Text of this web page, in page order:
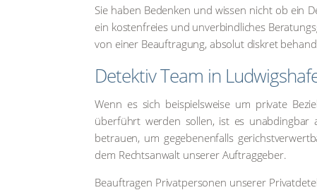
Sie haben Beden­ken und wis­sen nicht ob ein
ein kos­ten­frei­es und unver­bind­li­ches
von einer Beauf­tra­gung, abso­lut dis­kret
Detek­tiv Team in
Wenn es sich bei­spiels­wei­se um pri­va­te
über­führt wer­den sol­len, ist es unab­ding­bar
betrau­en, um gege­be­nen­falls
dem Rechts­an­walt unse­rer Auf­trag­ge­ber.
Beauf­tra­gen Pri­vat­per­so­nen unse­rer